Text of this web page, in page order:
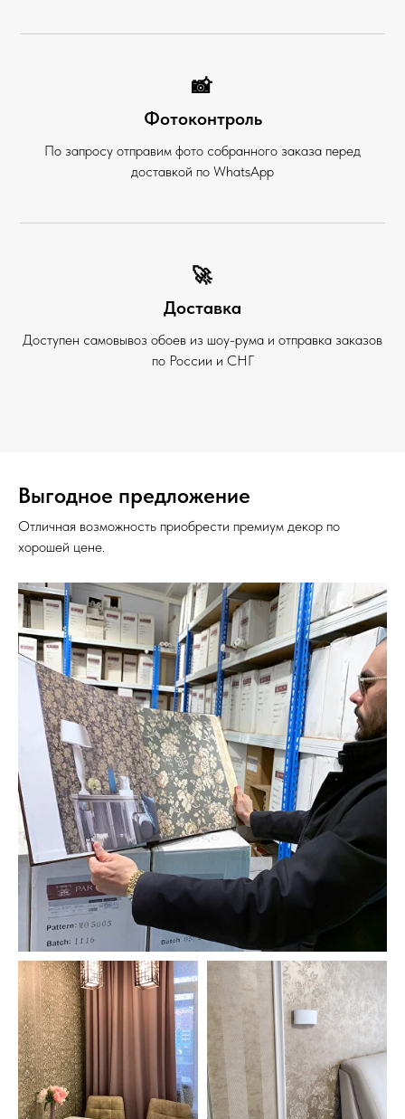
📸
Фотоконтроль
По запросу отправим фото собранного заказа перед
доставкой по WhatsApp
🚀
Доставка
Доступен самовывоз обоев из шоу-рума и отправка заказов
по России и СНГ
Выгодное предложение
Отличная возможность приобрести премиум декор по
хорошей цене.